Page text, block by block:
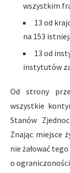
wszystkim
13 od
na 153
13 od
instytutów
Od strony
wszystkie
Stanów
Znając miejsce
nie żałować
o